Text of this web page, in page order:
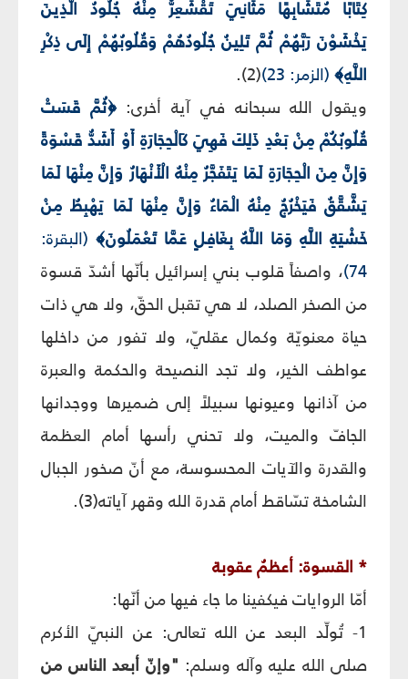
كِتَابًا مُتَشَابِهًا مَثَانِيَ تَقْشَعِرُّ مِنْهُ جُلُودُ الَّذِينَ
يَخْشَوْنَ رَبَّهُمْ ثُمَّ تَلِينُ جُلُودُهُمْ وَقُلُوبُهُمْ إِلَى ذِكْرِ
اللَّهِ﴾ (الزمر: 23)
(2).
ويقول الله سبحانه في آية أخرى:﴿ثُمَّ قَسَتْ
قُلُوبُكُمْ مِنْ بَعْدِ ذَلِكَ فَهِيَ كَالْحِجَارَةِ أَوْ أَشَدُّ قَسْوَةً
وَإِنَّ مِنَ الْحِجَارَةِ لَمَا يَتَفَجَّرُ مِنْهُ الْأَنْهَارُ وَإِنَّ مِنْهَا لَمَا
يَشَّقَّقُ فَيَخْرُجُ مِنْهُ الْمَاءُ وَإِنَّ مِنْهَا لَمَا يَهْبِطُ مِنْ
خَشْيَةِ اللَّهِ وَمَا اللَّهُ بِغَافِلٍ عَمَّا تَعْمَلُونَ﴾ (البقرة:
74) ، واصفاً قلوب بني إسرائيل بأنّها أشدّ قسوة
من الصخر الصلد، لا هي تقبل الحقّ، ولا هي ذات
حياة معنويّة وكمال عقليّ، ولا تفور من داخلها
عواطف الخير، ولا تجد النصيحة والحكمة والعبرة
من آذانها وعيونها سبيلاً إلى ضميرها ووجدانها
الجافّ والميت، ولا تحني رأسها أمام العظمة
والقدرة والآيات المحسوسة، مع أنّ صخور الجبال
الشامخة تسّاقط أمام قدرة الله وقهر آياته(3).
* القسوة: أعظمُ عقوبة
أمّا الروايات فيكفينا ما جاء فيها من أنّها:
1- تُولِّد البعد عن الله تعالى: عن النبيّ الأكرم
صلى الله عليه وآله وسلم: "وإنّ أبعد الناس من